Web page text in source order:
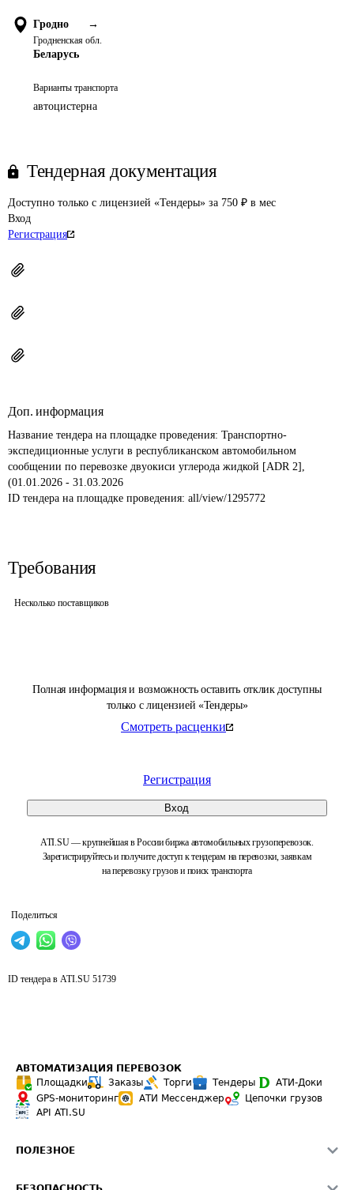
Полная информация и возможность оставить отклик доступны
только с лицензией «Тендеры»
Смотреть расценки
Регистрация
Вход
ATI.SU — крупнейшая в России биржа автомобильных грузоперевозок.
Зарегистрируйтесь и получите доступ к тендерам на перевозки, заявкам
на перевозку грузов и поиск транспорта
Поделиться
Гродно →
Гродненская обл.
Беларусь
Варианты транспорта
автоцистерна
Тендерная документация
Доступно только с лицензией «Тендеры» за 750 ₽ в мес
Вход
Регистрация
Доп. информация
Название тендера на площадке проведения: Транспортно-
экспедиционные услуги в республиканском автомобильном
сообщении по перевозке двуокиси углерода жидкой [ADR 2],
(01.01.2026 - 31.03.2026
ID тендера на площадке проведения: all/view/1295772
Требования
Несколько поставщиков
ID тендера в ATI.SU 51739
АВТОМАТИЗАЦИЯ ПЕРЕВОЗОК
Площадки
Заказы Торги Тендеры
АТИ-Доки
GPS-мониторинг
АТИ Мессенджер
Цепочки грузов
API ATI.SU
ПОЛЕЗНОЕ